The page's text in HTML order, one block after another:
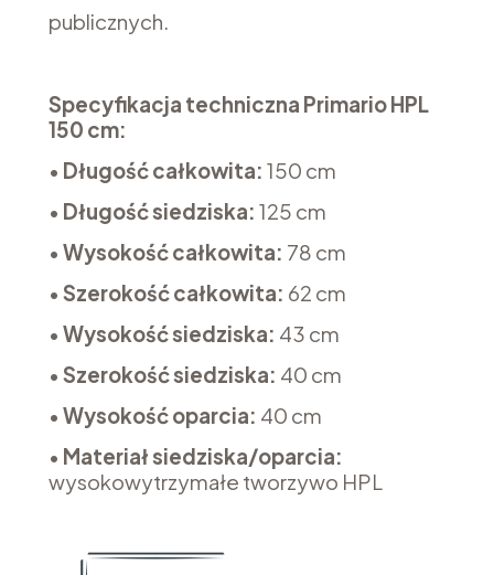
publicznych.
Specyfikacja techniczna Primario HPL
150 cm:
• Długość całkowita: 150 cm
• Długość siedziska: 125 cm
• Wysokość całkowita: 78 cm
• Szerokość całkowita: 62 cm
• Wysokość siedziska: 43 cm
• Szerokość siedziska: 40 cm
• Wysokość oparcia: 40 cm
• Materiał siedziska/oparcia:
wysokowytrzymałe tworzywo HPL